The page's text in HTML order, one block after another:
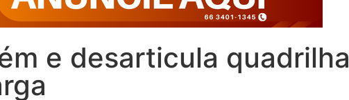
e desarticula quadrilha